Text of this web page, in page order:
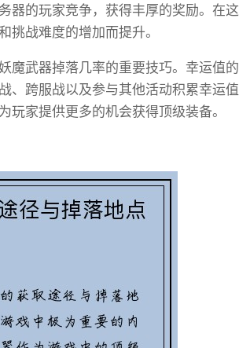
器的玩家竞争，获得丰厚的奖励。在
战难度的增加而提升。
魔武器掉落几率的重要技巧。幸运值
跨服战以及参与其他活动积累幸运值
家提供更多的机会获得顶级装备。